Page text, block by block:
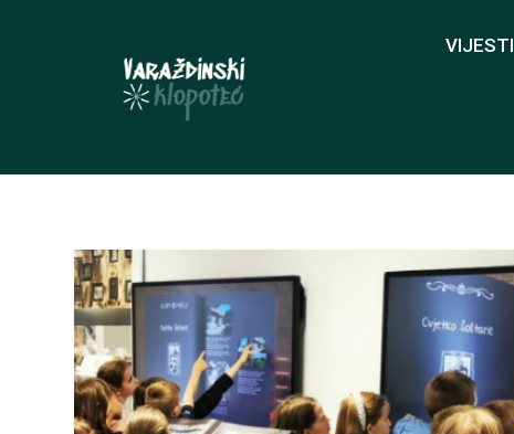
VIJESTI